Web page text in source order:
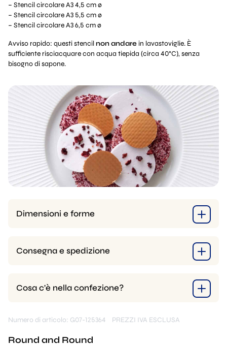
– Stencil circolare A3 4,5 cm ø
– Stencil circolare A3 5,5 cm ø
– Stencil circolare A3 6,5 cm ø
Avviso rapido: questi stencilnon andarein lavastoviglie. È
sufficiente risciacquare con acqua tiepida (circa 40°C), senza
bisogno di sapone.
Dimensioni e forme
Consegna e spedizione
Cosa c'è nella confezione?
Numero di articolo: G07-125364 PREZZI IVA ESCLUSA
Round and Round